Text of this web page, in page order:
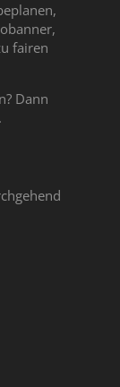
fairen
Dann